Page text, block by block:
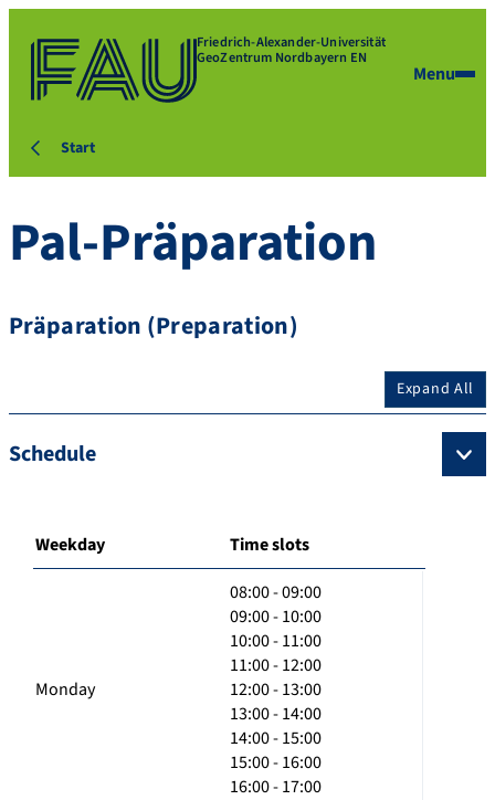
Friedrich-Alexander-Universität
GeoZentrum Nordbayern EN
Menu
Start
Pal-Präparation
Präparation (Preparation)
Expand All
Schedule
Weekday Time slots
Monday
08:00 - 09:00
09:00 - 10:00
10:00 - 11:00
11:00 - 12:00
12:00 - 13:00
13:00 - 14:00
14:00 - 15:00
15:00 - 16:00
16:00 - 17:00